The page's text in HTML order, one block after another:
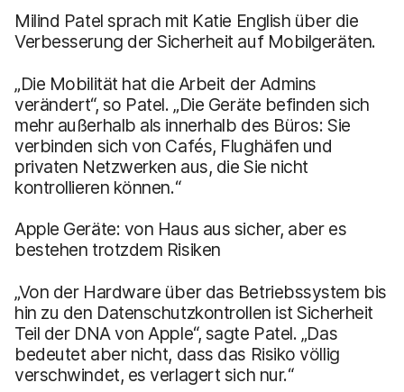
Milind Patel sprach mit Katie English über die
Verbesserung der Sicherheit auf Mobilgeräten.
„Die Mobilität hat die Arbeit der Admins
verändert“, so Patel. „Die Geräte befinden sich
mehr außerhalb als innerhalb des Büros: Sie
verbinden sich von Cafés, Flughäfen und
privaten Netzwerken aus, die Sie nicht
kontrollieren können.“
Apple Geräte: von Haus aus sicher, aber es
bestehen trotzdem Risiken
„Von der Hardware über das Betriebssystem bis
hin zu den Datenschutzkontrollen ist Sicherheit
Teil der DNA von Apple“, sagte Patel. „Das
bedeutet aber nicht, dass das Risiko völlig
verschwindet, es verlagert sich nur.“